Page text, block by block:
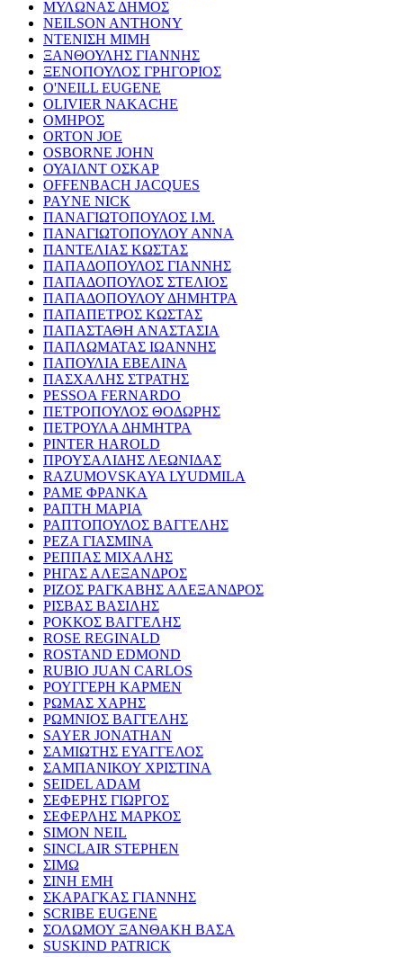
ΜΥΛΩΝΑΣ ΔΗΜΟΣ
NEILSON ANTHONY
ΝΤΕΝΙΣΗ ΜΙΜΗ
ΞΑΝΘΟΥΛΗΣ ΓΙΑΝΝΗΣ
ΞΕΝΟΠΟΥΛΟΣ ΓΡΗΓΟΡΙΟΣ
O'NEILL EUGENE
OLIVIER NAKACHE
ΟΜΗΡΟΣ
ORTON JOE
OSBORNE JOHN
ΟΥΑΙΛΝΤ ΟΣΚΑΡ
OFFENBACH JACQUES
PAYNE NICK
ΠΑΝΑΓΙΩΤΟΠΟΥΛΟΣ Ι.Μ.
ΠΑΝΑΓΙΩΤΟΠΟΥΛΟΥ ΑΝΝΑ
ΠΑΝΤΕΛΙΑΣ ΚΩΣΤΑΣ
ΠΑΠΑΔΟΠΟΥΛΟΣ ΓΙΑΝΝΗΣ
ΠΑΠΑΔΟΠΟΥΛΟΣ ΣΤΕΛΙΟΣ
ΠΑΠΑΔΟΠΟΥΛΟΥ ΔΗΜΗΤΡΑ
ΠΑΠΑΠΕΤΡΟΣ ΚΩΣΤΑΣ
ΠΑΠΑΣΤΑΘΗ ΑΝΑΣΤΑΣΙΑ
ΠΑΠΛΩΜΑΤΑΣ ΙΩΑΝΝΗΣ
ΠΑΠΟΥΛΙΑ ΕΒΕΛΙΝΑ
ΠΑΣΧΑΛΗΣ ΣΤΡΑΤΗΣ
PESSOA FERNARDO
ΠΕΤΡΟΠΟΥΛΟΣ ΘΟΔΩΡΗΣ
ΠΕΤΡΟΥΛΑ ΔΗΜΗΤΡΑ
PINTER HAROLD
ΠΡΟΥΣΑΛΙΔΗΣ ΛΕΩΝΙΔΑΣ
RAZUMOVSKAYA LYUDMILA
ΡΑΜΕ ΦΡΑΝΚΑ
ΡΑΠΤΗ ΜΑΡΙΑ
ΡΑΠΤΟΠΟΥΛΟΣ ΒΑΓΓΕΛΗΣ
ΡΕΖΑ ΓΙΑΣΜΙΝΑ
ΡΕΠΠΑΣ ΜΙΧΑΛΗΣ
ΡΗΓΑΣ ΑΛΕΞΑΝΔΡΟΣ
ΡΙΖΟΣ ΡΑΓΚΑΒΗΣ ΑΛΕΞΑΝΔΡΟΣ
ΡΙΣΒΑΣ ΒΑΣΙΛΗΣ
ΡΟΚΚΟΣ ΒΑΓΓΕΛΗΣ
ROSE REGINALD
ROSTAND EDMOND
RUBIO JUAN CARLOS
ΡΟΥΓΓΕΡΗ ΚΑΡΜΕΝ
ΡΩΜΑΣ ΧΑΡΗΣ
ΡΩΜΝΙΟΣ ΒΑΓΓΕΛΗΣ
SAYER JONATHAN
ΣΑΜΙΩΤΗΣ ΕΥΑΓΓΕΛΟΣ
ΣΑΜΠΑΝΙΚΟΥ ΧΡΙΣΤΙΝΑ
SEIDEL ADAM
ΣΕΦΕΡΗΣ ΓΙΩΡΓΟΣ
ΣΕΦΕΡΛΗΣ ΜΑΡΚΟΣ
SIMON NEIL
SINCLAIR STEPHEN
ΣΙΜΩ
ΣΙΝΗ ΕΜΗ
ΣΚΑΡΑΓΚΑΣ ΓΙΑΝΝΗΣ
SCRIBE EUGENE
ΣΟΛΩΜΟΥ ΞΑΝΘΑΚΗ ΒΑΣΑ
SUSKIND PATRICK